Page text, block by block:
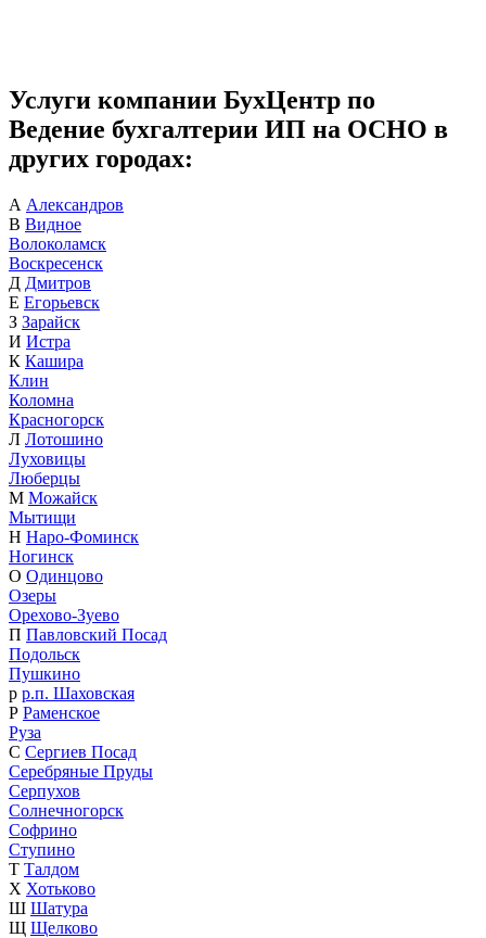
Услуги компании БухЦентр по
Ведение бухгалтерии ИП на ОСНО в
других городах:
А Александров
В Видное
Волоколамск
Воскресенск
Д Дмитров
Е Егорьевск
З Зарайск
И Истра
К Кашира
Клин
Коломна
Красногорск
Л Лотошино
Луховицы
Люберцы
М Можайск
Мытищи
Н Наро-Фоминск
Ногинск
О Одинцово
Озеры
Орехово-Зуево
П Павловский Посад
Подольск
Пушкино
р р.п. Шаховская
Р Раменское
Руза
С Сергиев Посад
Серебряные Пруды
Серпухов
Солнечногорск
Софрино
Ступино
Т Талдом
Х Хотьково
Ш Шатура
Щ Щелково